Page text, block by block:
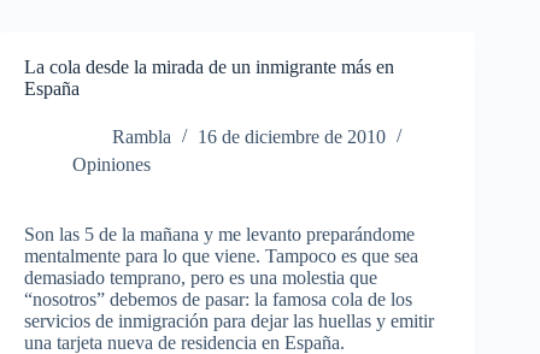
La cola desde la mirada de un inmigrante más en
España
Rambla
16 de diciembre de 2010
Opiniones
Son las 5 de la mañana y me levanto preparándome
mentalmente para lo que viene. Tampoco es que sea
demasiado temprano, pero es una molestia que
“nosotros” debemos de pasar: la famosa cola de los
servicios de inmigración para dejar las huellas y emitir
una tarjeta nueva de residencia en España.